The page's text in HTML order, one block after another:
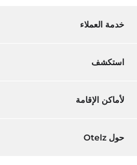
خدمة العملاء
إدارة الحجز
استكشف
كارت هدية
لأماكن الإقامة
أدرج فندقكحول Otelz